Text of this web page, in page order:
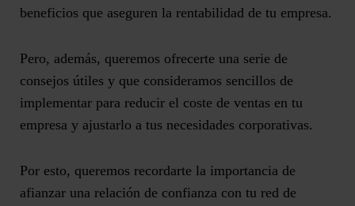
beneficios que aseguren la rentabilidad de tu empresa.
Pero, además, queremos ofrecerte una serie de
consejos útiles y que consideramos sencillos de
implementar para reducir el coste de ventas en tu
empresa y ajustarlo a tus necesidades corporativas.
Por esto, queremos recordarte la importancia de
afianzar una relación de confianza con tu red de